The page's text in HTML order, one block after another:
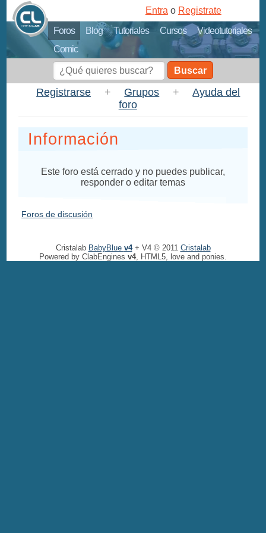
Foros Blog Tutoriales Cursos
Videotutoriales
Comic
Entra o Registrate
Buscar
Registrarse + Grupos +
Ayuda del
foro
Información
Este foro está cerrado y no puedes publicar,
responder o editar temas
Foros de discusión
Cristalab BabyBlue v4+ V4 © 2011 Cristalab
Powered by ClabEngines v4, HTML5, love and ponies.